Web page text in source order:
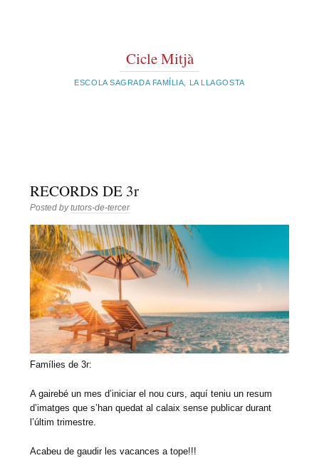
Cicle Mitjà
ESCOLA SAGRADA FAMÍLIA, LA LLAGOSTA
RECORDS DE 3r
Posted bytutors-de-tercer
Famílies de 3r:
A gairebé un mes d’iniciar el nou curs, aquí teniu un resum
d’imatges que s’han quedat al calaix sense publicar durant
l’últim trimestre.
Acabeu de gaudir les vacances a tope!!!